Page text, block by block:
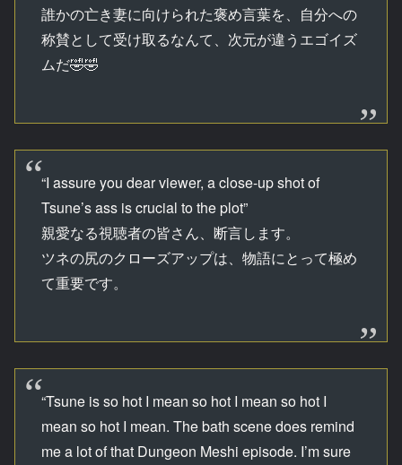
誰かの亡き妻に向けられた褒め言葉を、自分への
称賛として受け取るなんて、次元が違うエゴイズ
ムだ🤣🤣
“I assure you dear viewer, a close-up shot of
Tsune’s ass is crucial to the plot”
親愛なる視聴者の皆さん、断言します。
ツネの尻のクローズアップは、物語にとって極め
て重要です。
“Tsune is so hot I mean so hot I mean so hot I
mean so hot I mean. The bath scene does remind
me a lot of that Dungeon Meshi episode. I’m sure